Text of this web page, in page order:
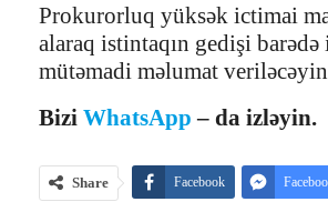
Prokurorluq yüksək ictimai
alaraq istintaqın gedişi
mütəmadi məlumat
Bizi WhatsApp – da izləyin.
Share Facebook